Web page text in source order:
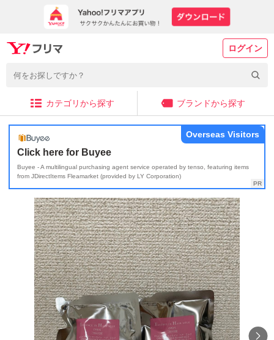
ログイン
カテゴリから探す ブランドから探す
Click here for Buyee
Buyee - A multilingual purchasing agent service operated by tenso, featuring items
from JDirectItems Fleamarket (provided by LY Corporation)
Overseas Visitors